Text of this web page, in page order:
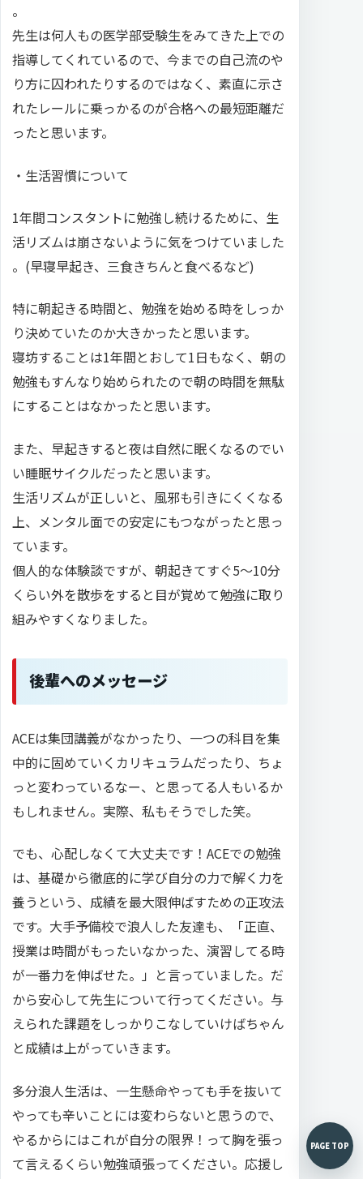
。
先生は何人もの医学部受験生をみてきた上での
指導してくれているので、今までの自己流のや
り方に囚われたりするのではなく、素直に示さ
れたレールに乗っかるのが合格への最短距離だ
ったと思います。
・生活習慣について
1年間コンスタントに勉強し続けるために、生
活リズムは崩さないように気をつけていました
。(早寝早起き、三食きちんと食べるなど)
特に朝起きる時間と、勉強を始める時をしっか
り決めていたのか大きかったと思います。
寝坊することは1年間とおして1日もなく、朝の
勉強もすんなり始められたので朝の時間を無駄
にすることはなかったと思います。
また、早起きすると夜は自然に眠くなるのでい
い睡眠サイクルだったと思います。
生活リズムが正しいと、風邪も引きにくくなる
上、メンタル面での安定にもつながったと思っ
ています。
個人的な体験談ですが、朝起きてすぐ5〜10分
くらい外を散歩をすると目が覚めて勉強に取り
組みやすくなりました。
後輩へのメッセージ
ACEは集団講義がなかったり、一つの科目を集
中的に固めていくカリキュラムだったり、ちょ
っと変わっているなー、と思ってる人もいるか
もしれません。実際、私もそうでした笑。
でも、心配しなくて大丈夫です！ACEでの勉強
は、基礎から徹底的に学び自分の力で解く力を
養うという、成績を最大限伸ばすための正攻法
です。大手予備校で浪人した友達も、「正直、
授業は時間がもったいなかった、演習してる時
が一番力を伸ばせた。」と言っていました。だ
から安心して先生について行ってください。与
えられた課題をしっかりこなしていけばちゃん
と成績は上がっていきます。
多分浪人生活は、一生懸命やっても手を抜いて
やっても辛いことには変わらないと思うので、
やるからにはこれが自分の限界！って胸を張っ
て言えるくらい勉強頑張ってください。応援し
PAGE TOP